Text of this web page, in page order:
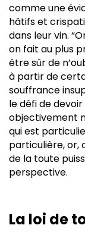
comme une
hâtifs et
dans leur vin.
on fait au plus
être sûr de
à partir de
souffrance
le défi de
objectivement
qui est
particulière, or,
de la toute
perspective.
La loi de